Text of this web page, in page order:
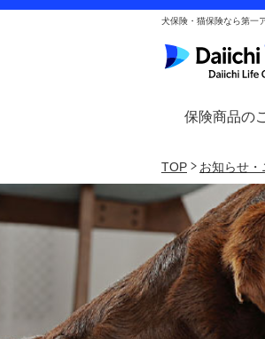
犬保険・猫保険なら第一
保険商品の
TOP お知らせ・